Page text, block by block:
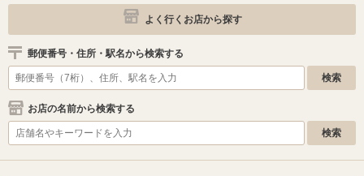
よく行くお店から探す
郵便番号・住所・駅名から検索する
お店の名前から検索する